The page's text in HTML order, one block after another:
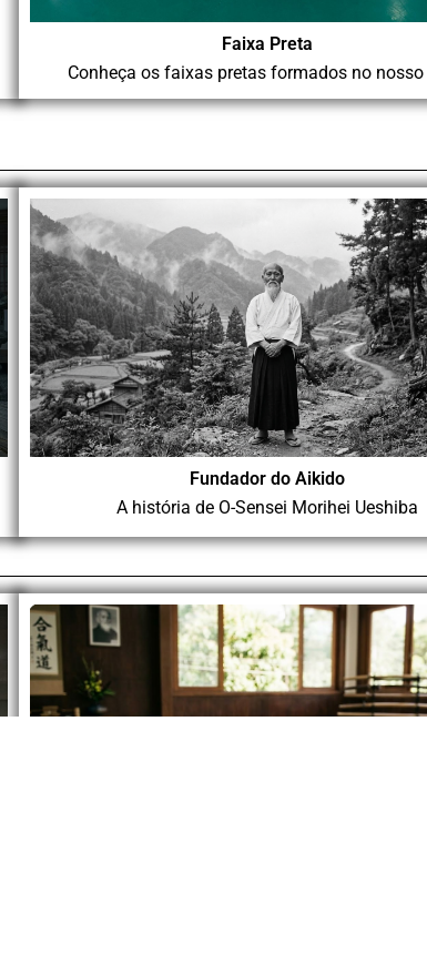
Faixa Preta
Conheça os faixas pretas formados no nosso
Fundador do Aikido
A história de O-Sensei Morihei Ueshiba